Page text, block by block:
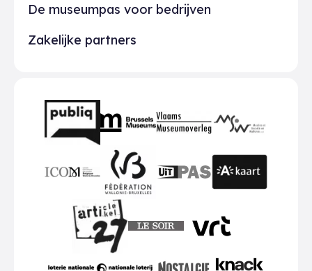
De museumpas voor bedrijven
Zakelijke partners
Partners
FWB
Art 27